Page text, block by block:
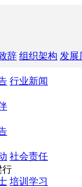
辞 组织架构 发展
行业新闻
社会责任
培训学习